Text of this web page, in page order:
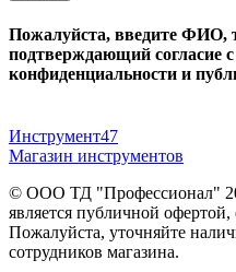
Пожалуйста, введите ФИО,
подтверждающий согласие
конфиденциальности и
Инструмент47
Магазин инструментов
© ООО ТД "Профессионал"
является публичной
Пожалуйста, уточняйте
сотрудников магазина.